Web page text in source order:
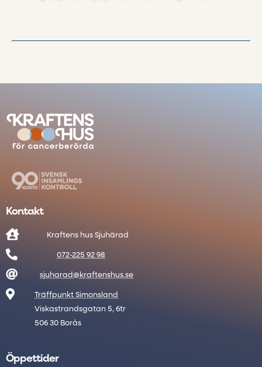
Kontakt
 Kraftens hus Sjuhärad
 072-225 92 98
 sjuharad@kraftenshus.se

Träffpunkt Simonsland
Viskastrandsgatan 5, 6tr
506 30 Borås
Öppettider